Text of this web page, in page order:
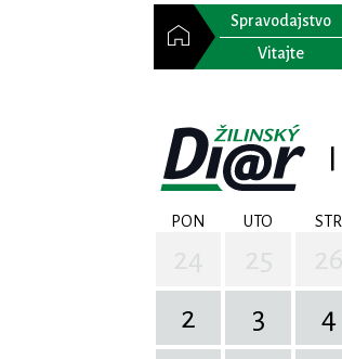
Spravodajstvo
Vitajte
PON UTO STR
2
3 4